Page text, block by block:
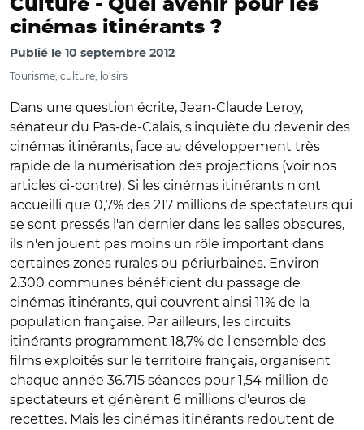
Culture - Quel avenir pour les
cinémas itinérants ?
Publié le 10 septembre 2012
Tourisme, culture, loisirs
Dans une question écrite, Jean-Claude Leroy,
sénateur du Pas-de-Calais, s'inquiète du devenir des
cinémas itinérants, face au développement très
rapide de la numérisation des projections (voir nos
articles ci-contre). Si les cinémas itinérants n'ont
accueilli que 0,7% des 217 millions de spectateurs qui
se sont pressés l'an dernier dans les salles obscures,
ils n'en jouent pas moins un rôle important dans
certaines zones rurales ou périurbaines. Environ
2.300 communes bénéficient du passage de
cinémas itinérants, qui couvrent ainsi 11% de la
population française. Par ailleurs, les circuits
itinérants programment 18,7% de l'ensemble des
films exploités sur le territoire français, organisent
chaque année 36.715 séances pour 1,54 million de
spectateurs et génèrent 6 millions d'euros de
recettes. Mais les cinémas itinérants redoutent de